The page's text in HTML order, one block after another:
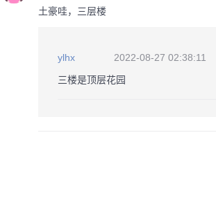
土豪哇，三层楼
ylhx
2022-08-27 02:38:11
三楼是顶层花园